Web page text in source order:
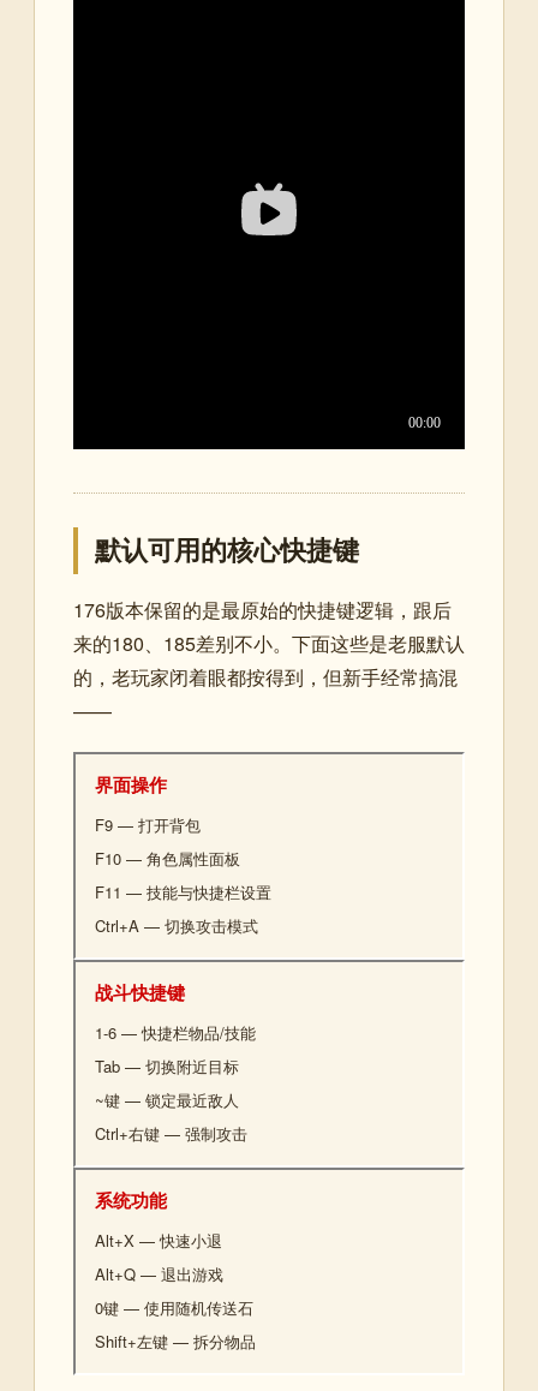
默认可用的核心快捷键
176版本保留的是最原始的快捷键逻辑，跟后
来的180、185差别不小。下面这些是老服默认
的，老玩家闭着眼都按得到，但新手经常搞混
——
界面操作
F9 — 打开背包
F10 — 角色属性面板
F11 — 技能与快捷栏设置
Ctrl+A — 切换攻击模式
战斗快捷键
1-6 — 快捷栏物品/技能
Tab — 切换附近目标
~键 — 锁定最近敌人
Ctrl+右键 — 强制攻击
系统功能
Alt+X — 快速小退
Alt+Q — 退出游戏
0键 — 使用随机传送石
Shift+左键 — 拆分物品